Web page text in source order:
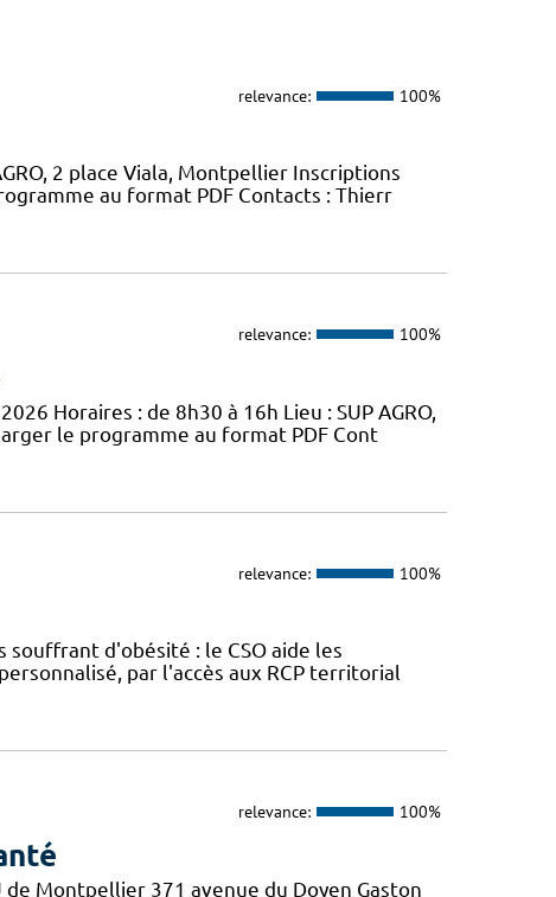
relevance: 100%
2 place Viala, Montpellier Inscriptions
au format PDF Contacts : Thierr
relevance: 100%
Horaires : de 8h30 à 16h Lieu : SUP AGRO,
le programme au format PDF Cont
relevance: 100%
d'obésité : le CSO aide les
par l'accès aux RCP territorial
relevance: 100%
Montpellier 371 avenue du Doyen Gaston